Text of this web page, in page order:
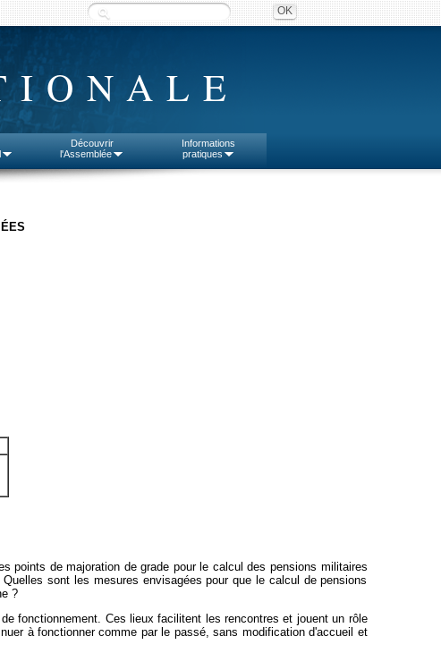
Découvrir
l'Assemblée
Informations
pratiques
points de majoration de grade pour le calcul des pensions militaires
sont les mesures envisagées pour que le calcul de pensions
?
fonctionnement. Ces lieux facilitent les rencontres et jouent un rôle
à fonctionner comme par le passé, sans modification d'accueil et